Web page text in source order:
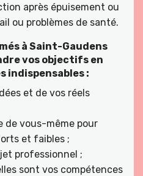
après épuisement ou
ou problèmes de santé.
à Saint-Gaudens
vos objectifs en
indispensables :
et de vos réels
de vous-même pour
et faibles ;
professionnel ;
sont vos compétences